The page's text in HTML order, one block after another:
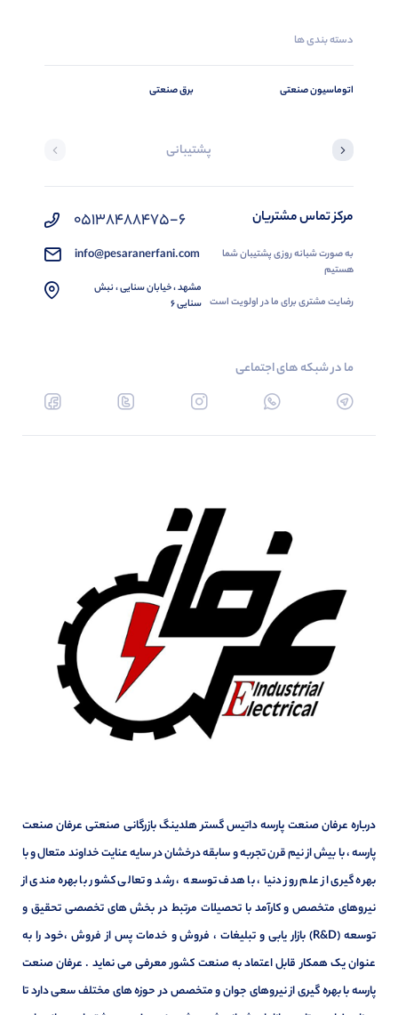
دسته بندی ها
اتوماسیون صنعتی برق صنعتی
پشتیبانی
مرکز تماس مشتریان
به صورت شبانه روزی پشتیبان شما
هستیم
رضایت مشتری برای ما در اولویت است
05138488475-6
info@pesaranerfani.com
مشهد ، خیابان سنایی ، نبش
سنایی 6
ما در شبکه های اجتماعی
درباره عرفان صنعت پارسه داتیس گستر هلدینگ بازرگانی صنعتی عرفان صنعت
پارسه ، با بیش از نیم قرن تجربه و سابقه درخشان در سایه عنایت خداوند متعال و با
بهره گیری از علم روز دنیا ، با هدف توسعه ، رشد و تعالی کشور با بهره مندی از
نیروهای متخصص و کارآمد با تحصیلات مرتبط در بخش های تخصصی تحقیق و
توسعه (R&D) بازار یابی و تبلیغات ، فروش و خدمات پس از فروش ،خود را به
عنوان یک همکار قابل اعتماد به صنعت کشور معرفی می نماید . عرفان صنعت
پارسه با بهره گیری از نیروهای جوان و متخصص در حوزه های مختلف سعی دارد تا